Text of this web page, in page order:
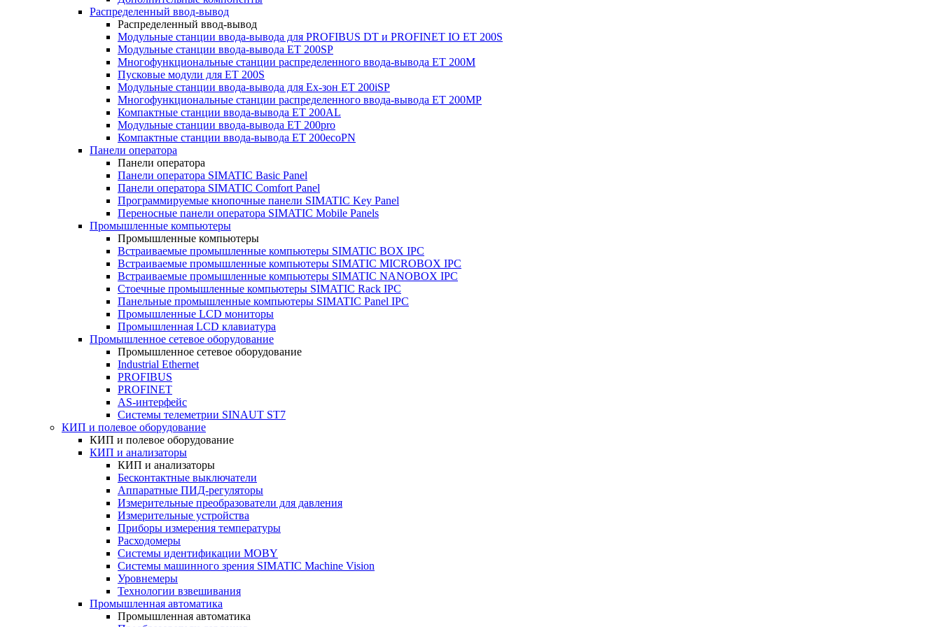
Распределенный ввод-вывод
Распределенный ввод-вывод
Модульные станции ввода-вывода для PROFIBUS DT и PROFINET IO ET 200S
Модульные станции ввода-вывода ET 200SP
Многофункциональные станции распределенного ввода-вывода ET 200M
Пусковые модули для ET 200S
Модульные станции ввода-вывода для Ex-зон ET 200iSP
Многофункциональные станции распределенного ввода-вывода ET 200MP
Компактные станции ввода-вывода ET 200AL
Модульные станции ввода-вывода ET 200pro
Компактные станции ввода-вывода ET 200ecoPN
Панели оператора
Панели оператора
Панели оператора SIMATIC Basic Panel
Панели оператора SIMATIC Comfort Panel
Программируемые кнопочные панели SIMATIC Key Panel
Переносные панели оператора SIMATIC Mobile Panels
Промышленные компьютеры
Промышленные компьютеры
Встраиваемые промышленные компьютеры SIMATIC BOX IPC
Встраиваемые промышленные компьютеры SIMATIC MICROBOX IPC
Встраиваемые промышленные компьютеры SIMATIC NANOBOX IPC
Стоечные промышленные компьютеры SIMATIC Rack IPC
Панельные промышленные компьютеры SIMATIC Panel IPC
Промышленные LCD мониторы
Промышленная LCD клавиатура
Промышленное сетевое оборудование
Промышленное сетевое оборудование
Industrial Ethernet
PROFIBUS
PROFINET
AS-интерфейс
Системы телеметрии SINAUT ST7
КИП и полевое оборудование
КИП и полевое оборудование
КИП и анализаторы
КИП и анализаторы
Бесконтактные выключатели
Аппаратные ПИД-регуляторы
Измерительные преобразователи для давления
Измерительные устройства
Приборы измерения температуры
Расходомеры
Системы идентификации MOBY
Системы машинного зрения SIMATIC Machine Vision
Уровнемеры
Технологии взвешивания
Промышленная автоматика
Промышленная автоматика